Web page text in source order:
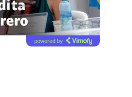
powered by